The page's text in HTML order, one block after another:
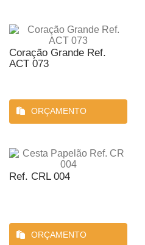
Coração Grande Ref.
ACT 073
ORÇAMENTO
Ref. CRL 004
ORÇAMENTO